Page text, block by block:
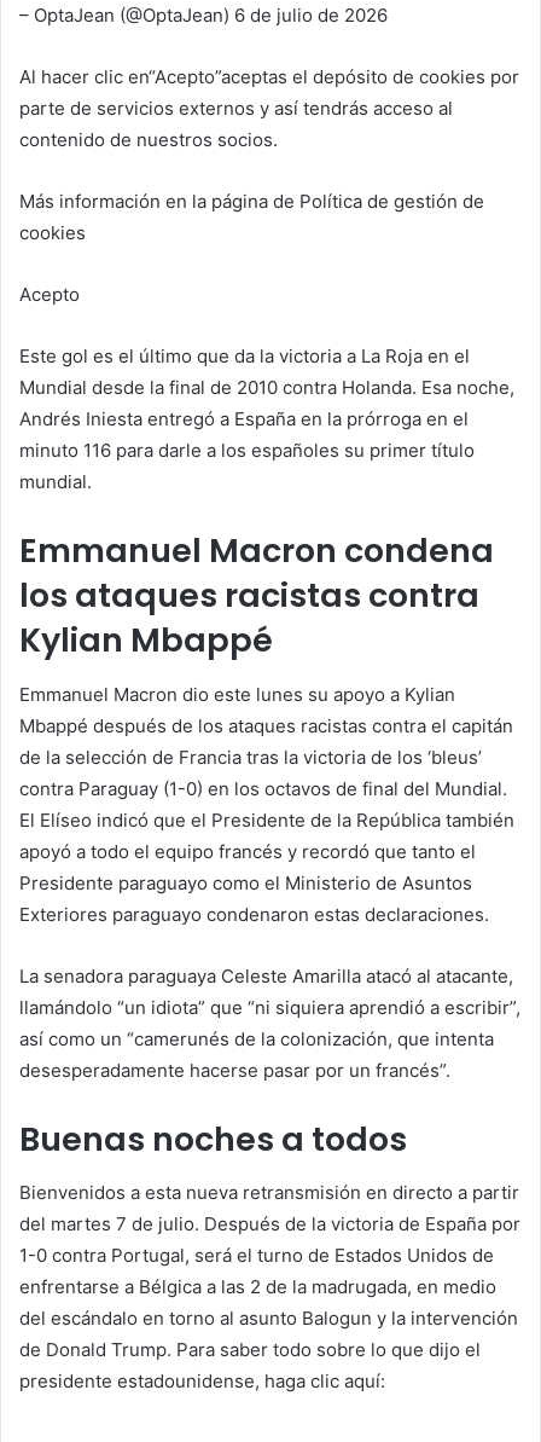
– OptaJean (@OptaJean) 6 de julio de 2026
Al hacer clic en“Acepto”aceptas el depósito de cookies por
parte de servicios externos y así tendrás acceso al
contenido de nuestros socios.
Más información en la página de Política de gestión de
cookies
Acepto
Este gol es el último que da la victoria a La Roja en el
Mundial desde la final de 2010 contra Holanda. Esa noche,
Andrés Iniesta entregó a España en la prórroga en el
minuto 116 para darle a los españoles su primer título
mundial.
Emmanuel Macron condena
los ataques racistas contra
Kylian Mbappé
Emmanuel Macron dio este lunes su apoyo a Kylian
Mbappé después de los ataques racistas contra el capitán
de la selección de Francia tras la victoria de los ‘bleus’
contra Paraguay (1-0) en los octavos de final del Mundial.
El Elíseo indicó que el Presidente de la República también
apoyó a todo el equipo francés y recordó que tanto el
Presidente paraguayo como el Ministerio de Asuntos
Exteriores paraguayo condenaron estas declaraciones.
La senadora paraguaya Celeste Amarilla atacó al atacante,
llamándolo “un idiota” que “ni siquiera aprendió a escribir”,
así como un “camerunés de la colonización, que intenta
desesperadamente hacerse pasar por un francés”.
Buenas noches a todos
Bienvenidos a esta nueva retransmisión en directo a partir
del martes 7 de julio. Después de la victoria de España por
1-0 contra Portugal, será el turno de Estados Unidos de
enfrentarse a Bélgica a las 2 de la madrugada, en medio
del escándalo en torno al asunto Balogun y la intervención
de Donald Trump. Para saber todo sobre lo que dijo el
presidente estadounidense, haga clic aquí: